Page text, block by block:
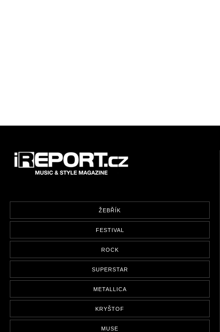
ŽEBŘÍK
FESTIVAL
ROCK
SUPERSTAR
METALLICA
KRYŠTOF
MUSE